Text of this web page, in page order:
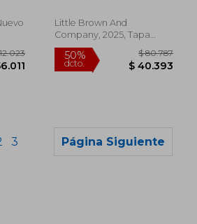
Little Brown And
Company, 2025, Tapa
Blanda, Nuevo
3 Página Siguiente